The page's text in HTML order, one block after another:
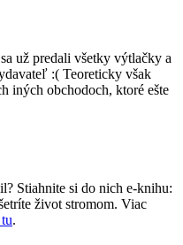
už predali všetky výtlačky a
:( Teoreticky však
iných obchodoch, ktoré ešte
Stiahnite si do nich e-knihu:
život stromom. Viac
.